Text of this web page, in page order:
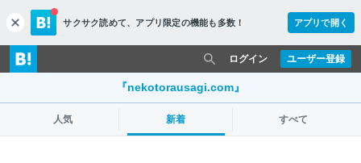
c
l
o
s
サクサク読めて、 アプリ限定の機能も多数！ アプリで開く
ユーザー登録
ログイン
『nekotorausagi.com』
人気 新着 すべて